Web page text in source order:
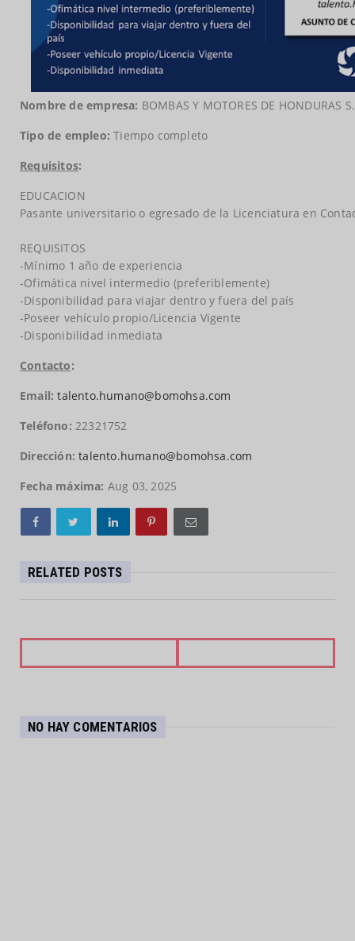
Nombre de empresa: BOMBAS Y MOTORES DE HONDURAS
Tipo de empleo:Tiempo completo
Requisitos:
EDUCACION
Pasante universitario o egresado de la Licenciatura en
REQUISITOS
-Mínimo 1 año de experiencia
-Ofimática nivel intermedio (preferiblemente)
-Disponibilidad para viajar dentro y fuera del país
-Poseer vehículo propio/Licencia Vigente
-Disponibilidad inmediata
Contacto:
Email: talento.humano@bomohsa.com
Teléfono: 22321752
Dirección:talento.humano@bomohsa.com
Fecha máxima: Aug 03, 2025
RELATED POSTS
NO HAY COMENTARIOS